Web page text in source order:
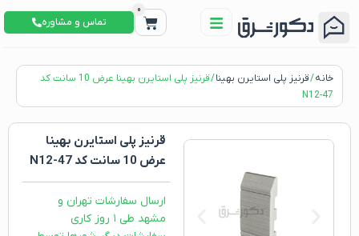
0
تماس و مشاوره
خانه/قرنیز پلی استایرن بهینا
/ قرنیز پلی استایرن بهینا عرض 10 سانت کد
N12-47
قرنیز پلی استایرن بهینا
عرض 10 سانت کد N12-47
ارسال سفارشات تهران و
مشهد طی ۱ روز کاری